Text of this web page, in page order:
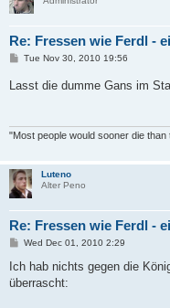
Re: Fressen wie Ferdl -
P
t
Tue Nov 30, 2010 19:56
Lasst die dumme Gans im
"Most people would sooner die
Luteno
Alter Peno
Re: Fressen wie Ferdl -
P
s
Wed Dec 01, 2010 2:29
Ich hab nichts gegen die
überrascht: